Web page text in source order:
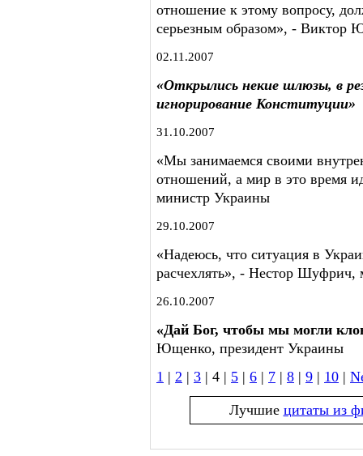
отношение к этому вопросу,
серьезным образом», - Виктор
02.11.2007
«Открылись некие шлюзы, в
игнорирование Конституции»
31.10.2007
«Мы занимаемся своими
отношений, а мир в это время
министр Украины
29.10.2007
«Надеюсь, что ситуация в
расчехлять», - Нестор
26.10.2007
«Дай Бог, чтобы мы могли
Ющенко, президент Украины
1 | 2 | 3 | 4 | 5 | 6 | 7 | 8 | 9 | 10 |
Лучшие цитаты из